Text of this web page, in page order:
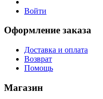
Войти
Оформление заказа
Доставка и оплата
Возврат
Помощь
Магазин